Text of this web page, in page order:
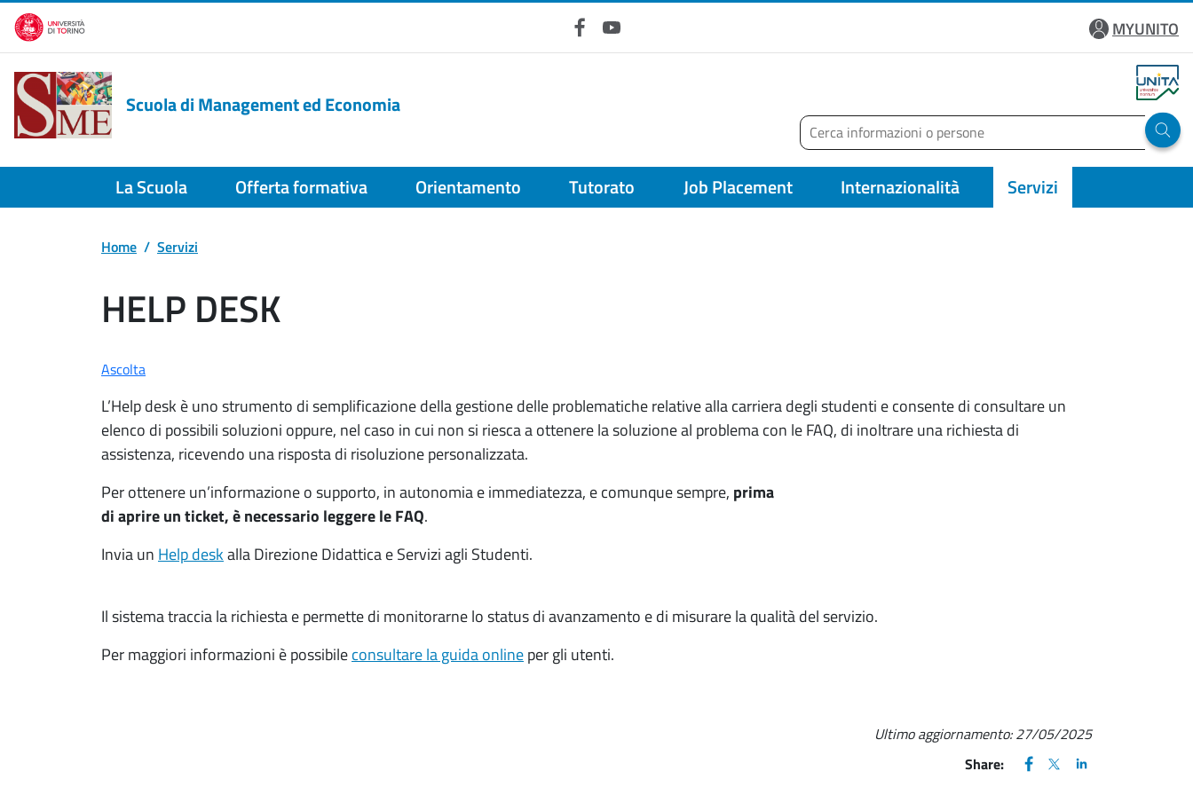
Salta al contenuto principale
FacebookYouTube
MYUNITO
Scuola di Management ed Economia
Cerca
Run
La Scuola Offerta formativa Orientamento Tutorato Job Placement Internazionalità Servizi
Home Servizi
HELP DESK
Ascolta
L’Help desk è uno strumento di semplificazione della gestione delle problematiche relative alla carriera degli studenti e consente di consultare un
elenco di possibili soluzioni oppure, nel caso in cui non si riesca a ottenere la soluzione al problema con le FAQ, di inoltrare una richiesta di
assistenza, ricevendo una risposta di risoluzione personalizzata.
Per ottenere un’informazione o supporto, in autonomia e immediatezza, e comunque sempre, prima
di aprire un ticket, è necessario leggere le FAQ.
Invia un Help deskalla Direzione Didattica e Servizi agli Studenti.
Il sistema traccia la richiesta e permette di monitorarne lo status di avanzamento e di misurare la qualità del servizio.
Per maggiori informazioni è possibileconsultare la guida onlineper gli utenti.
Ultimo aggiornamento:27/05/2025
Share:
FACEBOOK
(apre una nuova finestra)
X
(apre una nuova
LINKEDIN
(apre una nuova